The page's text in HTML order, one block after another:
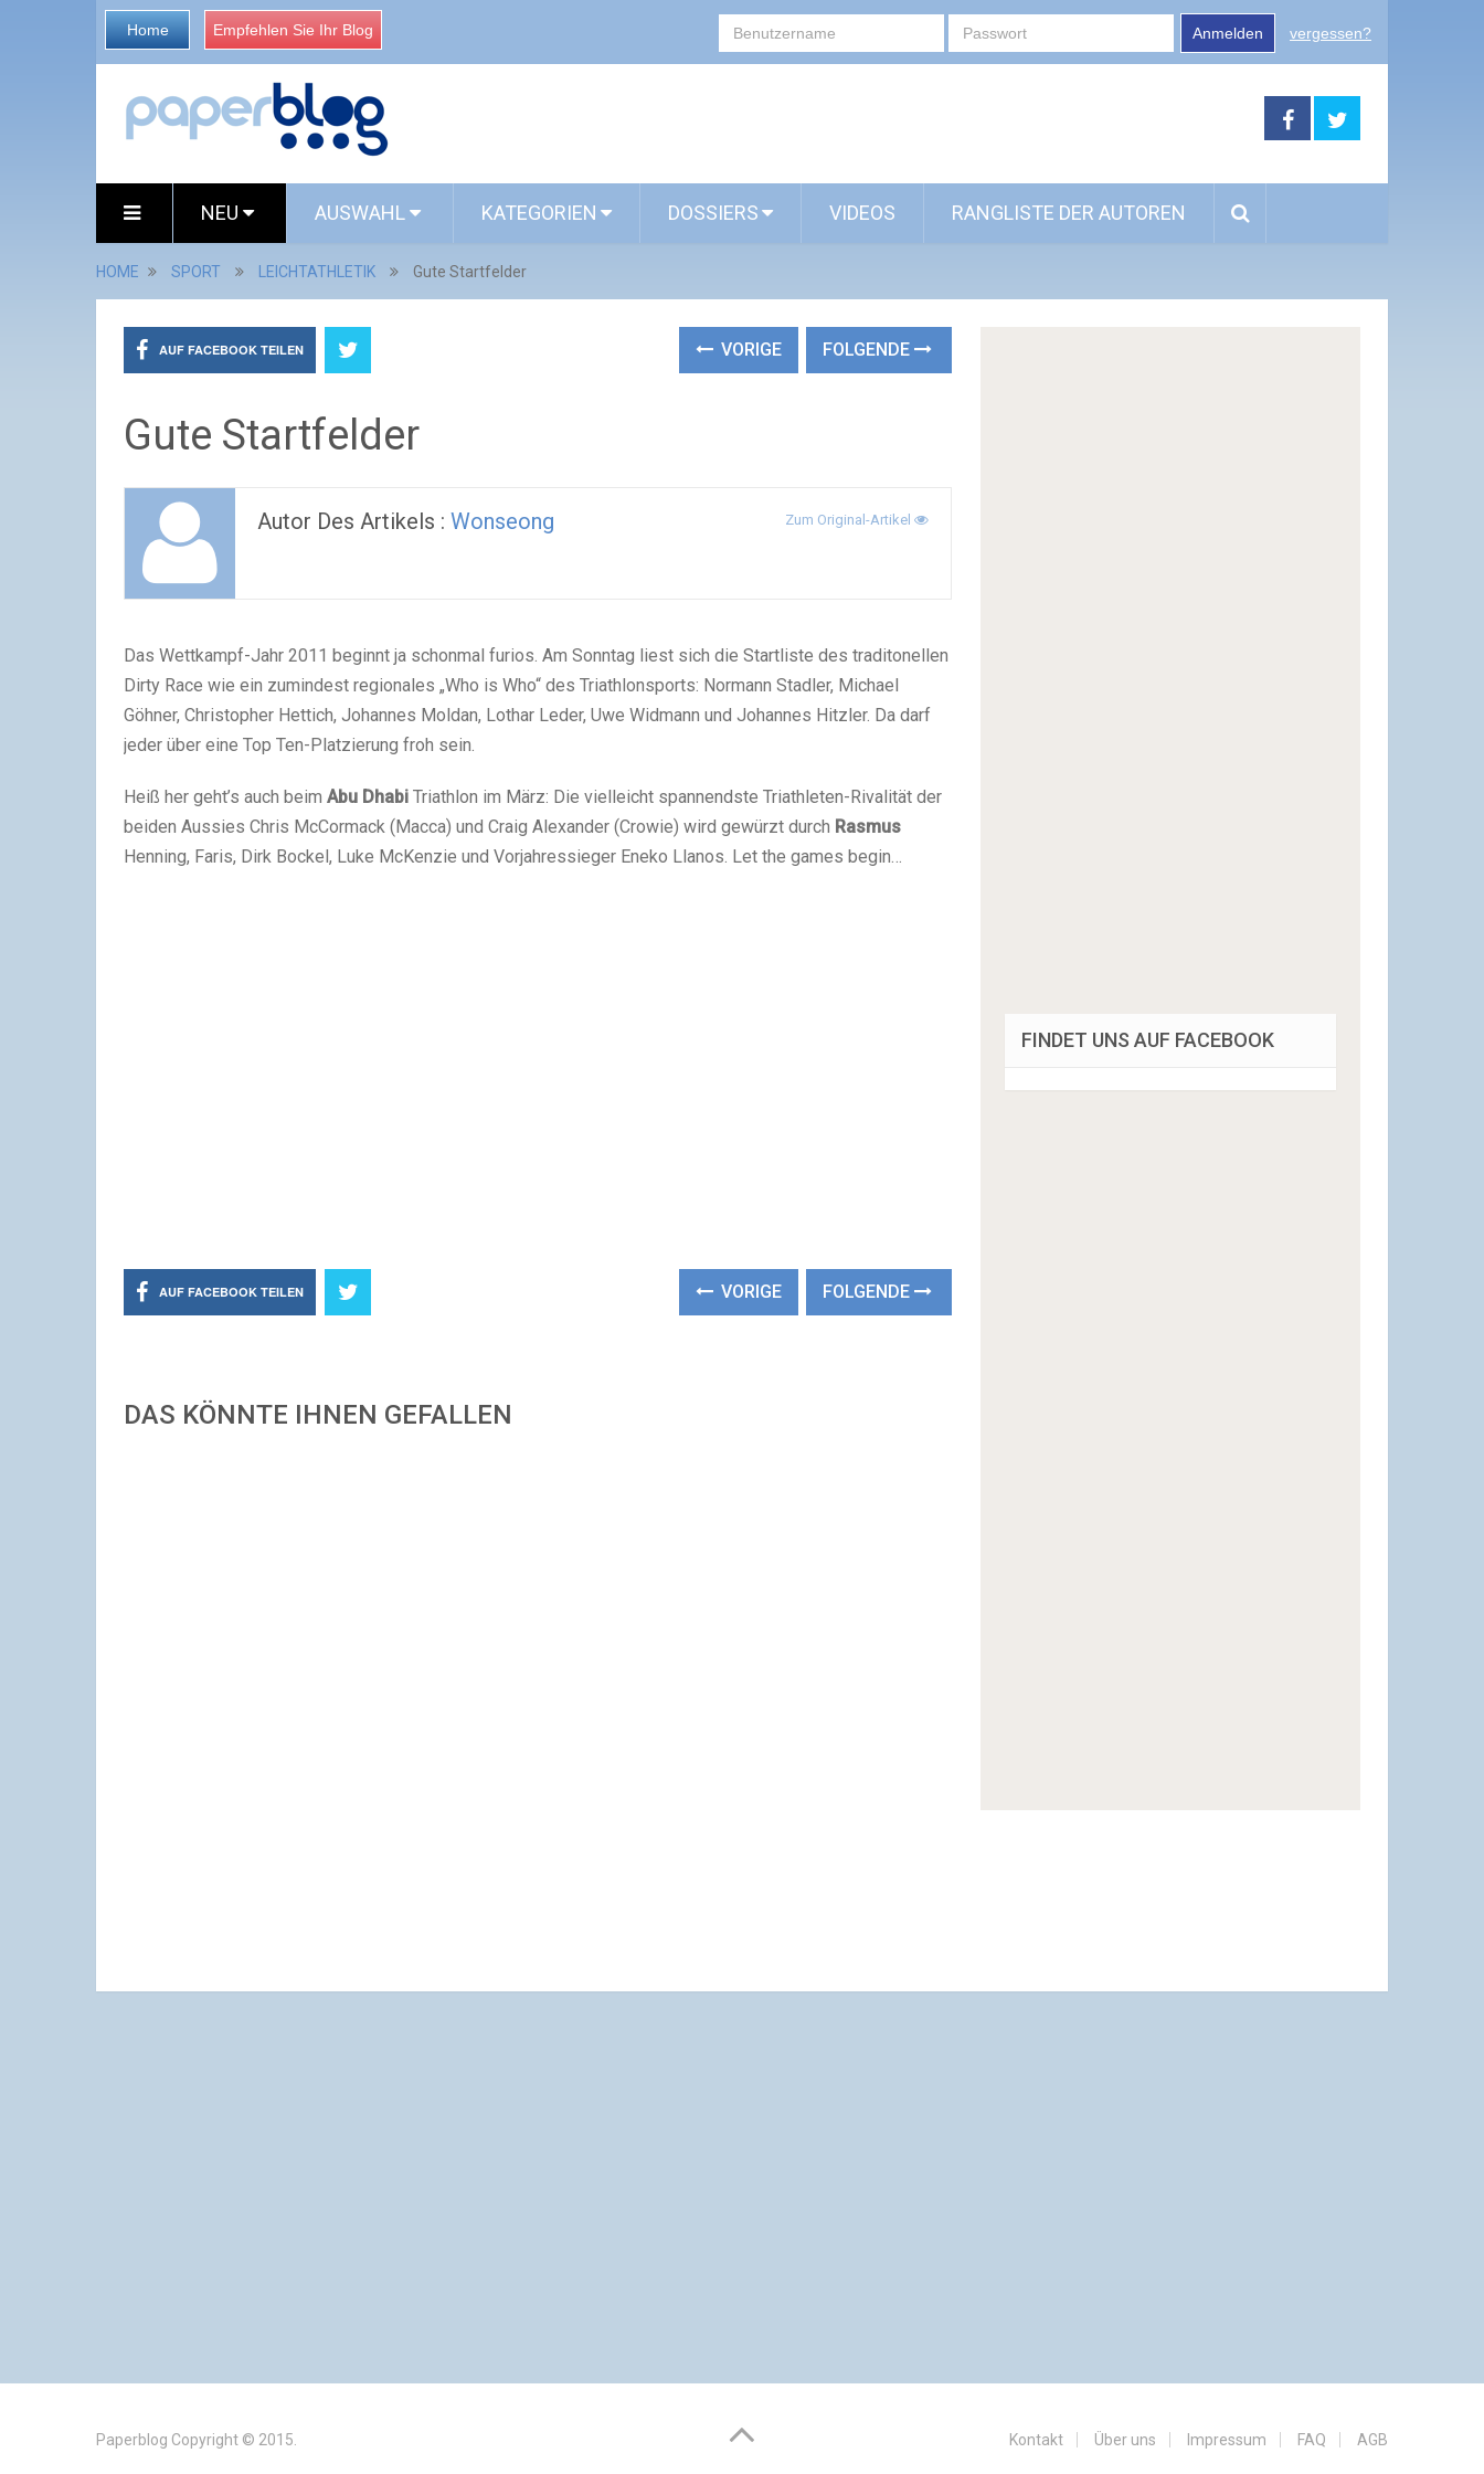
Home Empfehlen Sie Ihr Blog Anmelden vergessen?
NEU AUSWAHL KATEGORIEN DOSSIERS VIDEOS RANGLISTE DER AUTOREN
HOME SPORT LEICHTATHLETIK Gute Startfelder
AUF FACEBOOK TEILEN VORIGE FOLGENDE
Gute Startfelder
Autor Des Artikels : Wonseong Zum Original-Artikel
Das Wettkampf-Jahr 2011 beginnt ja schonmal furios. Am Sonntag liest sich die Startliste des traditonellen
Dirty Race wie ein zumindest regionales „Who is Who“ des Triathlonsports: Normann Stadler, Michael
Göhner, Christopher Hettich, Johannes Moldan, Lothar Leder, Uwe Widmann und Johannes Hitzler. Da darf
jeder über eine Top Ten-Platzierung froh sein.
Heiß her geht’s auch beim Abu Dhabi Triathlon im März: Die vielleicht spannendste Triathleten-Rivalität der
beiden Aussies Chris McCormack (Macca) und Craig Alexander (Crowie) wird gewürzt durch Rasmus
Henning, Faris, Dirk Bockel, Luke McKenzie und Vorjahressieger Eneko Llanos. Let the games begin…
AUF FACEBOOK TEILEN VORIGE FOLGENDE
DAS KÖNNTE IHNEN GEFALLEN
FINDET UNS AUF FACEBOOK
Paperblog Copyright © 2015. Kontakt Über uns Impressum FAQ AGB